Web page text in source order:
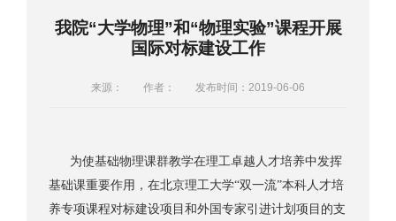
我院“大学物理”和“物理实验”课程开展
国际对标建设工作
来源： 作者： 发布时间：2019-06-06
为使基础物理课群教学在理工卓越人才培养中发挥
基础课重要作用，在北京理工大学“双一流”本科人才培
养专项课程对标建设项目和外国专家引进计划项目的支